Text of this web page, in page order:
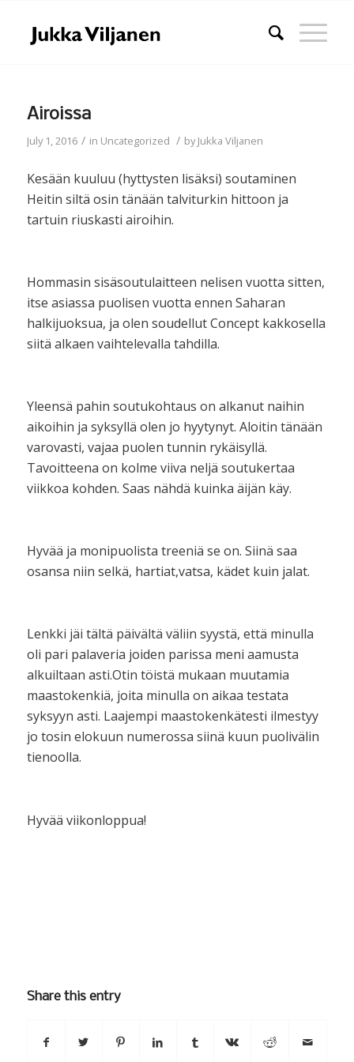
Airoissa
July 1, 2016 / in Uncategorized / byJukka Viljanen
Kesään kuuluu (hyttysten lisäksi) soutaminen
Heitin siltä osin tänään talviturkin hittoon ja
tartuin riuskasti airoihin.
Hommasin sisäsoutulaitteen nelisen vuotta sitten,
itse asiassa puolisen vuotta ennen Saharan
halkijuoksua, ja olen soudellut Concept kakkosella
siitä alkaen vaihtelevalla tahdilla.
Yleensä pahin soutukohtaus on alkanut naihin
aikoihin ja syksyllä olen jo hyytynyt. Aloitin tänään
varovasti, vajaa puolen tunnin rykäisyllä.
Tavoitteena on kolme viiva neljä soutukertaa
viikkoa kohden. Saas nähdä kuinka äijän käy.
Hyvää ja monipuolista treeniä se on. Siinä saa
osansa niin selkä, hartiat,vatsa, kädet kuin jalat.
Lenkki jäi tältä päivältä väliin syystä, että minulla
oli pari palaveria joiden parissa meni aamusta
alkuiltaan asti.Otin töistä mukaan muutamia
maastokenkiä, joita minulla on aikaa testata
syksyyn asti. Laajempi maastokenkätesti ilmestyy
jo tosin elokuun numerossa siinä kuun puolivälin
tienoolla.
Hyvää viikonloppua!
Share this entry